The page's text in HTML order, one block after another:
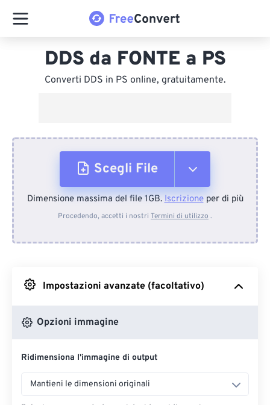
DDS da FONTE a PS
Converti DDS in PS online, gratuitamente.
Scegli File
Dal dispositivo
Da Google Drive
Dimensione massima del file 1GB.Iscrizioneper di più
Procedendo, accetti i nostri Termini di utilizzo .
Impostazioni avanzate (facoltativo)
Opzioni immagine
Ridimensiona l'immagine di output
Mantieni le dimensioni originali